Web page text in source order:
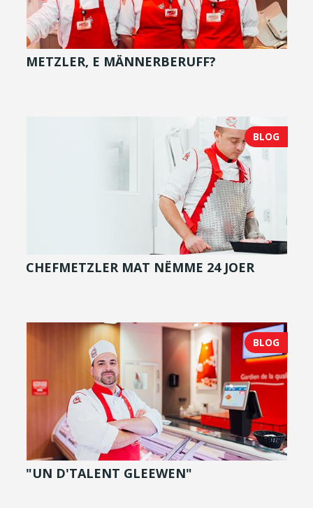
METZLER, E MÄNNERBERUFF?
BLOG
CHEFMETZLER MAT NËMME 24 JOER
BLOG
"UN D'TALENT GLEEWEN"